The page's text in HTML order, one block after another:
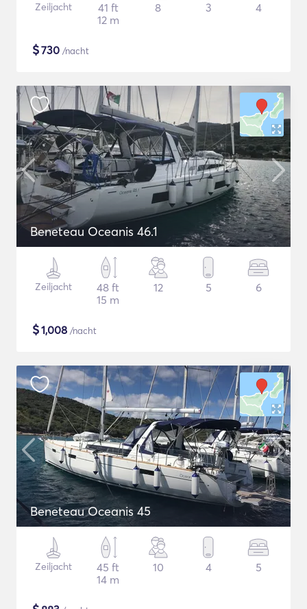
Zeiljacht
41 ft
12 m
8 3 4
$730 /nacht
Beneteau Oceanis 46.1
Zeiljacht
48 ft
15 m
12 5 6
$1,008 /nacht
Beneteau Oceanis 45
Zeiljacht
45 ft
14 m
10 4 5